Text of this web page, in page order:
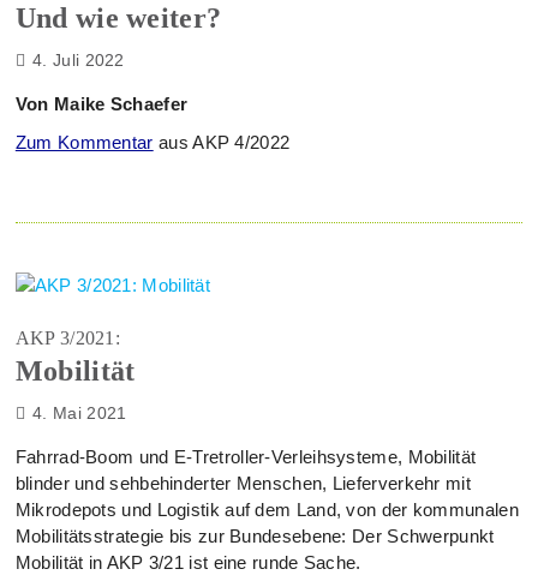
Und wie weiter?
4. Juli 2022
Von Maike Schaefer
Zum Kommentar aus AKP 4/2022
AKP 3/2021:
Mobilität
4. Mai 2021
Fahrrad-Boom und E-Tretroller-Verleihsysteme, Mobilität
blinder und sehbehinderter Menschen, Lieferverkehr mit
Mikrodepots und Logistik auf dem Land, von der kommunalen
Mobilitätsstrategie bis zur Bundesebene: Der Schwerpunkt
Mobilität in AKP 3/21 ist eine runde Sache.